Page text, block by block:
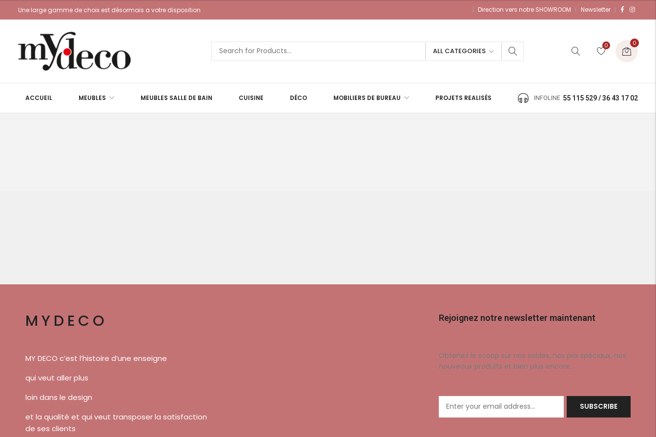
Une large gamme de choix est désormais a votre disposition Direction vers notre SHOWROOM Newsletter
ALL CATEGORIES
0 0
ACCUEIL MEUBLES MEUBLES SALLE DE BAIN CUISINE DÉCO MOBILIERS DE BUREAU PROJETS REALISÉS INFOLINE 55 115 529 / 36 43 17 02
MYDECO
MY DECO c’est l’histoire d’une enseigne
qui veut aller plus
loin dans le design
et la qualité et qui veut transposer la satisfaction
de ses clients
Rejoignez notre newsletter maintenant
Obtenez le scoop sur nos soldes, nos prix spéciaux, nos
nouveaux produits et bien plus encore…